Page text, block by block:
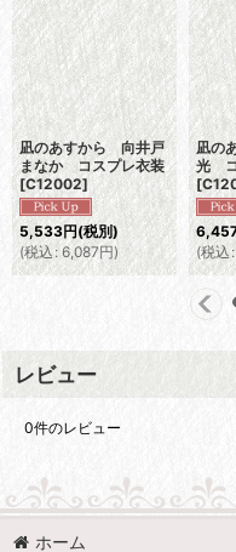
凪のあすから 向井戸
まなか コスプレ衣装
[C12002]
5,533円(税別)
(税込 : 6,087円)
凪の
光 コ
[
(税込 :
レビュー
0件のレビュー
ホーム